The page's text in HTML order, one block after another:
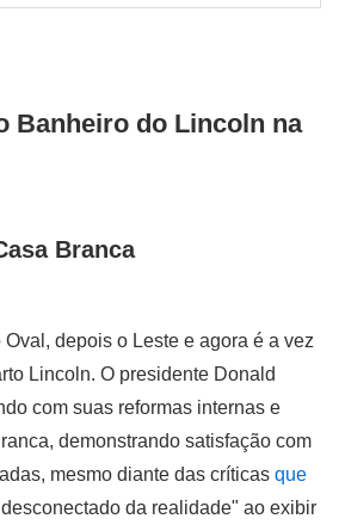
Banheiro do Lincoln na
Branca
depois o Leste e agora é a vez
Lincoln. O presidente Donald
com suas reformas internas e
demonstrando satisfação com
mesmo diante das críticas que
da realidade" ao exibir